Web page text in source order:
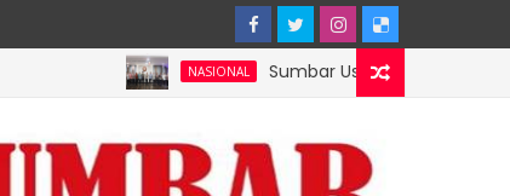
Sumbar Usulkan Mentawai Jadi Kawasan